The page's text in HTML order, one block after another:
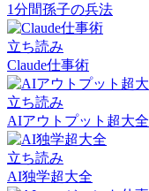
1分間孫子の兵法
立ち読み
Claude仕事術
立ち読み
AIアウトプット超大全
立ち読み
AI独学超大全